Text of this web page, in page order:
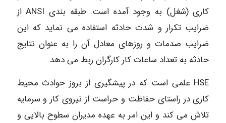
کاری (شغل) به وجود آمده است. طبقه بندی ANSI از
ضرایب تکرار و شدت حادثه استفاده می نماید که این
ضرایب صدمات و روزهای معادل آن را به عنوان نتایج
حادثه به تعداد ساعات کار کارگران ربط می دهد.
HSE علمی است که در پیشگیری از بروز حوادث محیط
کاری در راستای حفاظت و حراست از نیروی کار و سرمایه
تلاش می کند و این امر به عهده مدیران سطوح بالایی و